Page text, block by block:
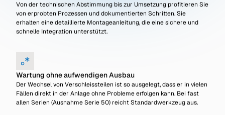
Von der technischen Abstimmung bis zur Umsetzung profitieren Sie
von erprobten Prozessen und dokumentierten Schritten. Sie
erhalten eine detaillierte Montageanleitung, die eine sichere und
schnelle Integration unterstützt.
Wartung ohne aufwendigen Ausbau
Der Wechsel von Verschleissteilen ist so ausgelegt, dass er in vielen
Fällen direkt in der Anlage ohne Probleme erfolgen kann. Bei fast
allen Serien (Ausnahme Serie 50) reicht Standardwerkzeug aus.